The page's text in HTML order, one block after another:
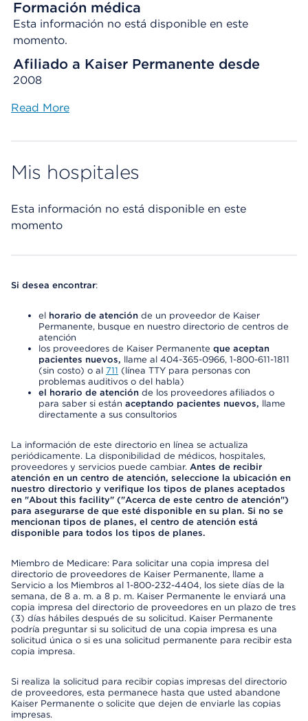
Formación médica
Esta información no está disponible en este
momento.
Afiliado a Kaiser Permanente desde
2008
Read More
Mis hospitales
Esta información no está disponible en este
momento
Si desea encontrar:
el horario de atención de un proveedor de Kaiser
Permanente, busque en nuestro directorio de centros de
atención
los proveedores de Kaiser Permanente que aceptan
pacientes nuevos, llame al 404-365-0966, 1-800-611-1811
(sin costo) o al 711 (línea TTY para personas con
problemas auditivos o del habla)
el horario de atención de los proveedores afiliados o
para saber si están aceptando pacientes nuevos, llame
directamente a sus consultorios
La información de este directorio en línea se actualiza
periódicamente. La disponibilidad de médicos, hospitales,
proveedores y servicios puede cambiar. Antes de recibir
atención en un centro de atención, seleccione la ubicación en
nuestro directorio y verifique los tipos de planes aceptados
en "About this facility" ("Acerca de este centro de atención")
para asegurarse de que esté disponible en su plan. Si no se
mencionan tipos de planes, el centro de atención está
disponible para todos los tipos de planes.
Miembro de Medicare: Para solicitar una copia impresa del
directorio de proveedores de Kaiser Permanente, llame a
Servicio a los Miembros al 1-800-232-4404, los siete días de la
semana, de 8 a. m. a 8 p. m. Kaiser Permanente le enviará una
copia impresa del directorio de proveedores en un plazo de tres
(3) días hábiles después de su solicitud. Kaiser Permanente
podría preguntar si su solicitud de una copia impresa es una
solicitud única o si es una solicitud permanente para recibir esta
copia impresa.
Si realiza la solicitud para recibir copias impresas del directorio
de proveedores, esta permanece hasta que usted abandone
Kaiser Permanente o solicite que dejen de enviarle las copias
impresas.